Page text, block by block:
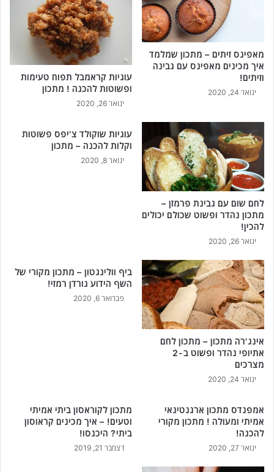
ב
ו
מאפינס זיתים – מתכון שמלמד
איך מכינים מאפינס עם גבינה
וזיתים!
ינואר 24, 2020
עוגיות קראמבל תפוח טעימות
ופשוטות להכנה ! מתכון
ינואר 26, 2020
לחם שום עם גבינת פרמזן –
מתכון נהדר ופשוט שכולם יכולים
להכין!
ינואר 26, 2020
עוגיות שוקולד צ'יפס פשוטות
וקלות להכנה – מתכון
ינואר 8, 2020
אינג'רה מתכון – מתכון לחם
אתיופי נהדר ופשוט ב-2
מצרכים
ינואר 24, 2020
ביף וולינגטון – מתכון מקורי של
השף הידוע גורדן רמזי!
פברואר 6, 2020
אמפנדס מתכון ארגנטינאי
אמיתי ומעולה ! מתכון מקורי
להכנה!
ינואר 27, 2020
מתכון לקוראסון ביתי אמיתי
וטעים! – איך מכינים קראוסון
ביתי? היכנסו!
דצמבר 21, 2019